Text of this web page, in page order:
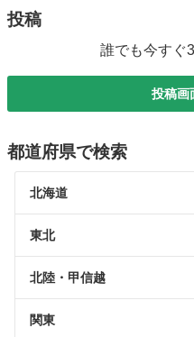
投稿
誰でも今すぐ
投稿画
都道府県で検索
北海道
東北
北陸・甲信越
関東